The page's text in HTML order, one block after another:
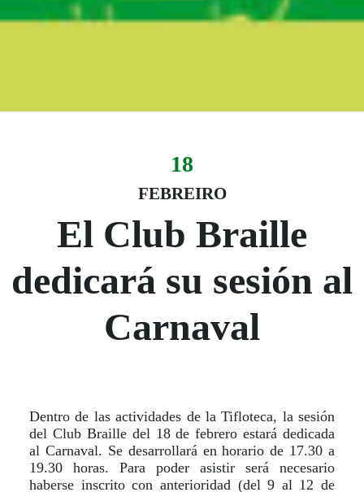
Fecha del evento
18
FEBREIRO
18 febreiro
El Club Braille
dedicará su sesión al
Carnaval
Dentro de las actividades de la Tifloteca, la sesión
del Club Braille del 18 de febrero estará dedicada
al Carnaval. Se desarrollará en horario de 17.30 a
19.30 horas. Para poder asistir será necesario
haberse inscrito con anterioridad (del 9 al 12 de